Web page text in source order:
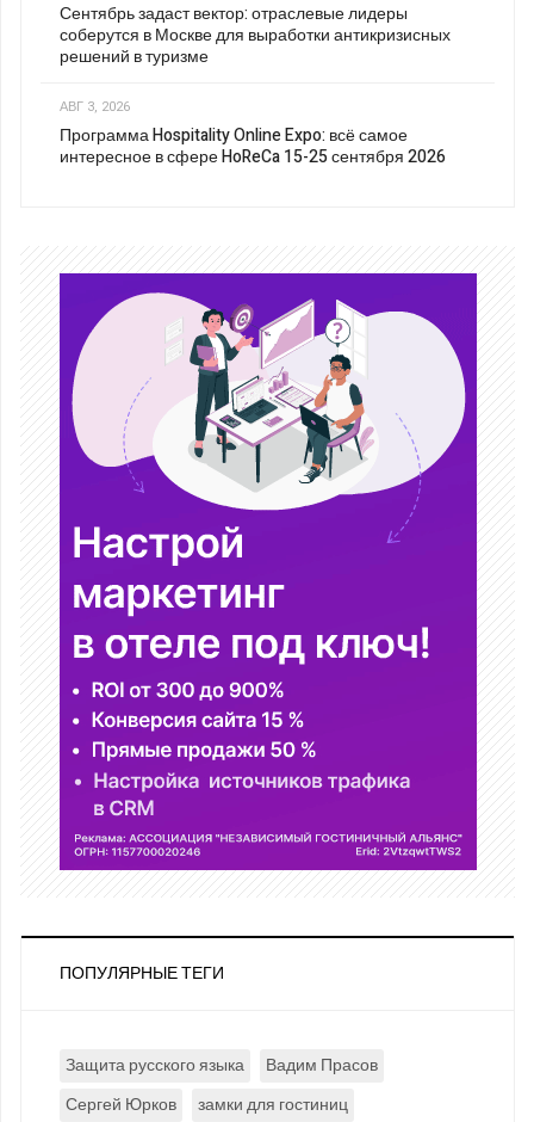
Сентябрь задаст вектор: отраслевые лидеры
соберутся в Москве для выработки антикризисных
решений в туризме
АВГ 3, 2026
Программа Hospitality Online Expo: всё самое
интересное в сфере HoReCa 15-25 сентября 2026
ПОПУЛЯРНЫЕ ТЕГИ
Защита русского языка
Вадим Прасов
Сергей Юрков
замки для гостиниц